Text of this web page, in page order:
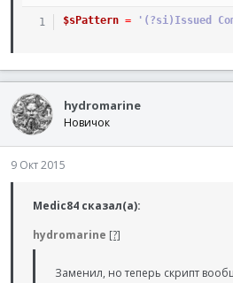
$sPattern = '(?si)Issued
hydromarine
Новичок
9 Окт 2015
Medic84 сказал(а):
hydromarine [?]
Заменил, но теперь скрипт